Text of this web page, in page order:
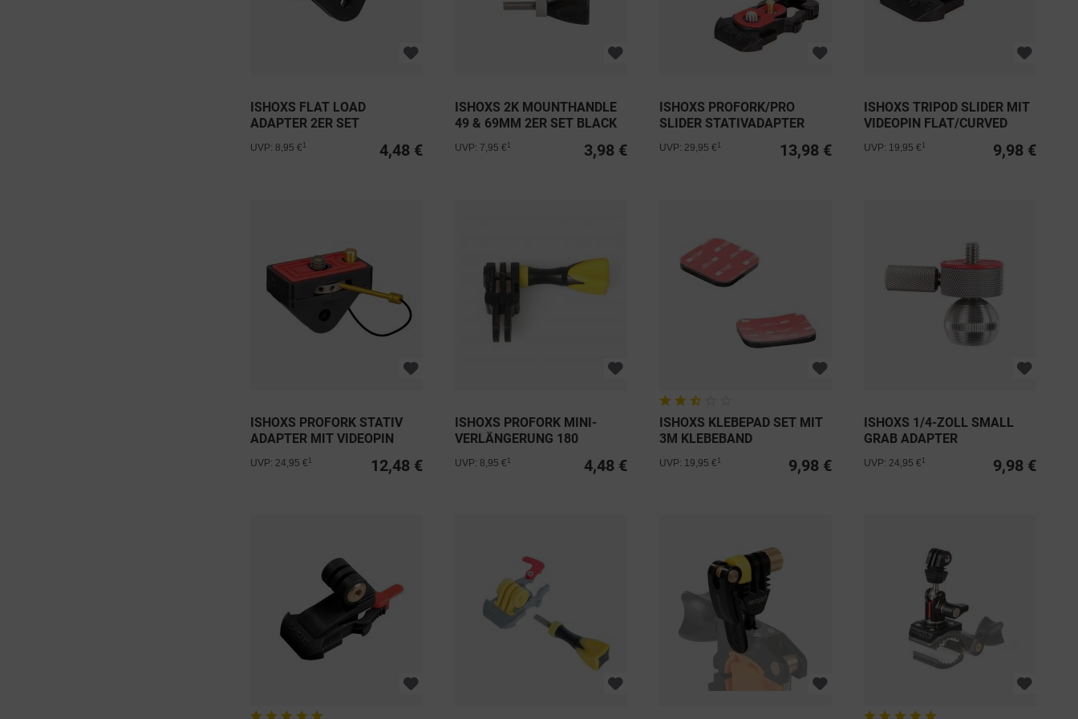
ISHOXS FLAT LOAD
ADAPTER 2ER SET
4,48 €
UVP: 8,95 €
ISHOXS 2K MOUNTHANDLE
49 & 69MM 2ER SET BLACK
3,98 €
UVP: 7,95 €
ISHOXS PROFORK/PRO
SLIDER STATIVADAPTER
13,98 €
UVP: 29,95 €
ISHOXS TRIPOD SLIDER MIT
VIDEOPIN FLAT/CURVED
9,98 €
UVP: 19,95 €
ISHOXS PROFORK STATIV
ADAPTER MIT VIDEOPIN
12,48 €
UVP: 24,95 €
ISHOXS PROFORK MINI-
VERLÄNGERUNG 180
4,48 €
UVP: 8,95 €
ISHOXS KLEBEPAD SET MIT
3M KLEBEBAND
9,98 €
UVP: 19,95 €
ISHOXS 1/4-ZOLL SMALL
GRAB ADAPTER
9,98 €
UVP: 24,95 €